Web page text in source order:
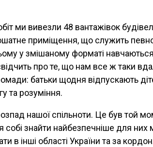
ми вивезли 48 вантажівок
приміщення, що служить
у змішаному форматі
про те, що нам все ж таки
батьки щодня відпускають
та розуміння.
нашої спільноти. Це був той
собі знайти найбезпечніше для них
в інші області України та за